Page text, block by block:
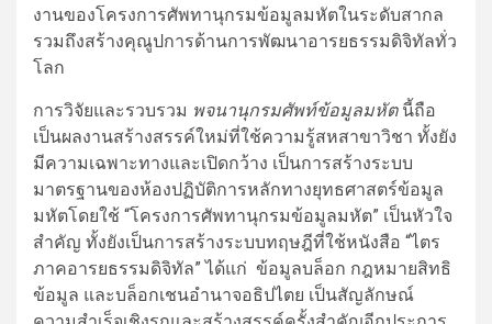
งานของโครงการศัพทานุกรมข้อมูลมหัตในระดับสากล
รวมถึงสร้างคุณูปการด้านการพัฒนาอารยธรรมดิจิทัลทั่ว
โลก
การวิจัยและรวบรวม พจนานุกรมศัพท์ข้อมูลมหัต นี้ถือ
เป็นผลงานสร้างสรรค์ใหม่ที่ใช้ความรู้สหสาขาวิชา ทั้งยัง
มีความเฉพาะทางและเปิดกว้าง เป็นการสร้างระบบ
มาตรฐานของห้องปฏิบัติการหลักทางยุทธศาสตร์ข้อมูล
มหัตโดยใช้ “โครงการศัพทานุกรมข้อมูลมหัต” เป็นหัวใจ
สำคัญ ทั้งยังเป็นการสร้างระบบทฤษฎีที่ใช้หนังสือ “ไตร
ภาคอารยธรรมดิจิทัล” ได้แก่ ข้อมูลบล็อก กฎหมายสิทธิ
ข้อมูล และบล็อกเชนอำนาจอธิปไตย เป็นสัญลักษณ์